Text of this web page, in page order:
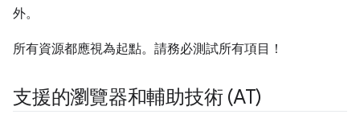
外。
所有資源都應視為起點。請務必測試所有項目！
支援的瀏覽器和輔助技術 (AT)